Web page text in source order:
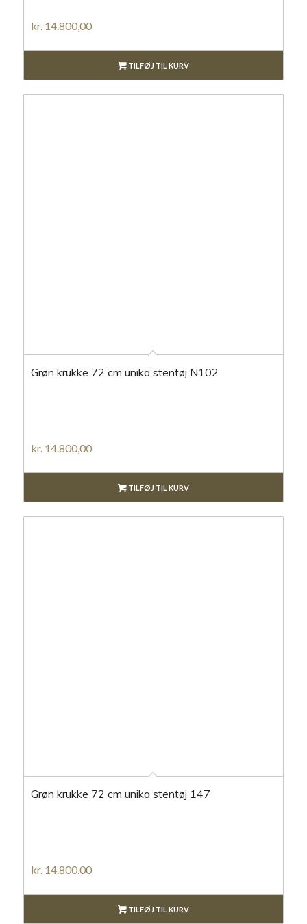
kr. 14.800,00
TILFØJ TIL KURV
Grøn krukke 72 cm unika stentøj N102
kr. 14.800,00
TILFØJ TIL KURV
Grøn krukke 72 cm unika stentøj 147
kr.14.800,00
TILFØJ TIL KURV